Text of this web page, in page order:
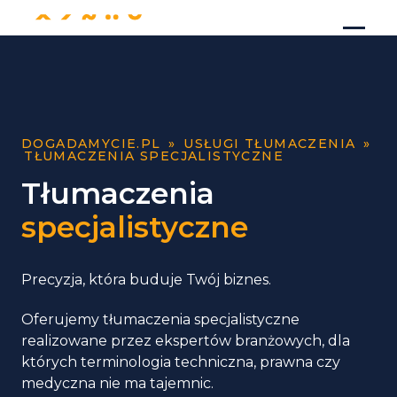
DOGADAMYCIE.PL » USŁUGI TŁUMACZENIA »
TŁUMACZENIA SPECJALISTYCZNE
Tłumaczenia
specjalistyczne
Precyzja, która buduje Twój biznes.
Oferujemy tłumaczenia specjalistyczne
realizowane przez ekspertów branżowych, dla
których terminologia techniczna, prawna czy
medyczna nie ma tajemnic.